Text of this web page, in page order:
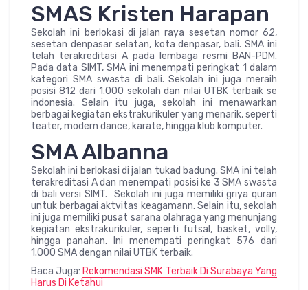
SMAS Kristen Harapan
Sekolah ini berlokasi di jalan raya sesetan nomor 62,
sesetan denpasar selatan, kota denpasar, bali. SMA ini
telah terakreditasi A pada lembaga resmi BAN-PDM.
Pada data SIMT, SMA ini menempati peringkat 1 dalam
kategori SMA swasta di bali. Sekolah ini juga meraih
posisi 812 dari 1.000 sekolah dan nilai UTBK terbaik se
indonesia. Selain itu juga, sekolah ini menawarkan
berbagai kegiatan ekstrakurikuler yang menarik, seperti
teater, modern dance, karate, hingga klub komputer.
SMA Albanna
Sekolah ini berlokasi di jalan tukad badung. SMA ini telah
terakreditasi A dan menempati posisi ke 3 SMA swasta
di bali versi SIMT. Sekolah ini juga memiliki griya quran
untuk berbagai aktvitas keagamann. Selain itu, sekolah
ini juga memiliki pusat sarana olahraga yang menunjang
kegiatan ekstrakurikuler, seperti futsal, basket, volly,
hingga panahan. Ini menempati peringkat 576 dari
1.000 SMA dengan nilai UTBK terbaik.
Baca Juga: Rekomendasi SMK Terbaik Di Surabaya Yang
Harus Di Ketahui